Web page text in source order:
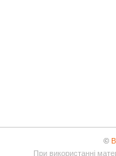
©
При використанні